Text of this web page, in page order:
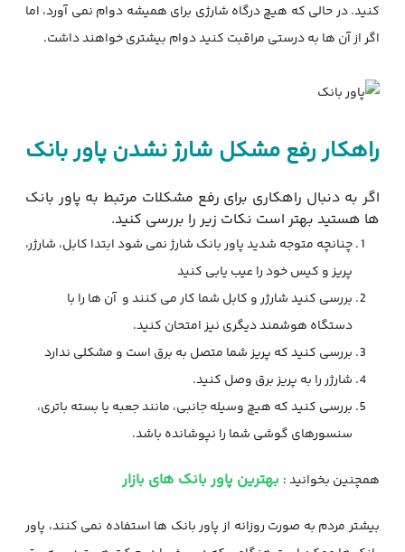
کنید. در حالی که هیچ درگاه شارژی برای همیشه دوام نمی آورد، اما
اگر از آن ها به درستی مراقبت کنید دوام بیشتری خواهند داشت.
راهکار رفع مشکل شارژ نشدن پاور بانک
اگر به دنبال راهکاری برای رفع مشکلات مرتبط به پاور بانک
ها هستید بهتر است نکات زیر را بررسی کنید.
چنانچه متوجه شدید پاور بانک شارژ نمی شود ابتدا کابل، شارژر،
پریز و کیس خود را عیب یابی کنید
بررسی کنید شارژر و کابل شما کار می کنند و آن ها را با
دستگاه هوشمند دیگری نیز امتحان کنید.
بررسی کنید که پریز شما متصل به برق است و مشکلی ندارد
شارژر را به پریز برق وصل کنید.
بررسی کنید که هیچ وسیله جانبی، مانند جعبه یا بسته باتری،
سنسورهای گوشی شما را نپوشانده باشد.
همچنین بخوانید : بهترین پاور بانک های بازار
بیشتر مردم به صورت روزانه از پاور بانک ها استفاده نمی کنند، پاور